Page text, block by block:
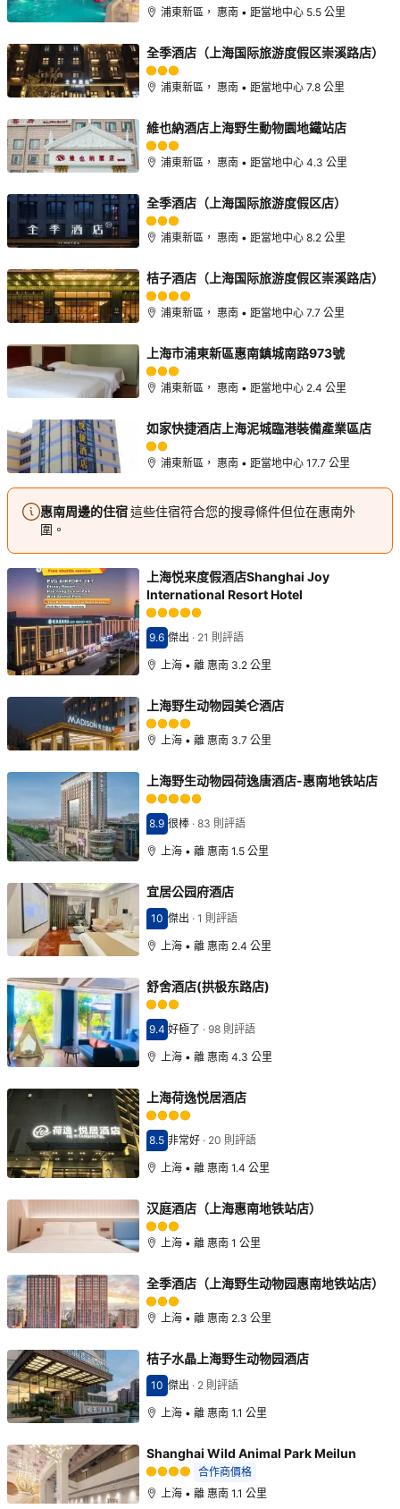
浦東新區， 惠南 • 距當地中心 5.5 公里
全季酒店（上海国际旅游度假区崇溪路店）
浦東新區， 惠南 • 距當地中心 7.8 公里
維也納酒店上海野生動物園地鐵站店
浦東新區， 惠南 • 距當地中心 4.3 公里
全季酒店（上海国际旅游度假区店）
浦東新區， 惠南 • 距當地中心 8.2 公里
桔子酒店（上海国际旅游度假区崇溪路店）
浦東新區， 惠南 • 距當地中心 7.7 公里
上海市浦東新區惠南鎮城南路973號
浦東新區， 惠南 • 距當地中心 2.4 公里
如家快捷酒店上海泥城臨港裝備產業區店
浦東新區， 惠南 • 距當地中心 17.7 公里
惠南周邊的住宿這些住宿符合您的搜尋條件但位在惠南外
圍。
上海悦来度假酒店Shanghai Joy
International Resort Hotel
分數9.6分
9.6 傑出 · 21 則評語
上海 • 離 惠南 3.2 公里
上海野生动物园美仑酒店
上海 • 離 惠南 3.7 公里
上海野生动物园荷逸唐酒店-惠南地铁站店
分數8.9分
8.9 很棒· 83 則評語
上海 • 離 惠南 1.5 公里
宜居公园府酒店
分數10分
10 傑出 · 1 則評語
上海 • 離 惠南 2.4 公里
舒舍酒店(拱极东路店)
分數9.4分
9.4 好極了 · 98 則評語
上海 • 離 惠南 4.3 公里
上海荷逸悦居酒店
分數8.5分
8.5 非常好· 20 則評語
上海 • 離 惠南 1.4 公里
汉庭酒店（上海惠南地铁站店）
上海 • 離 惠南 1 公里
全季酒店（上海野生动物园惠南地铁站店）
上海 • 離 惠南 2.3 公里
桔子水晶上海野生动物园酒店
分數10分
10 傑出 · 2 則評語
上海 • 離 惠南 1.1 公里
Shanghai Wild Animal Park Meilun
合作商價格
上海 • 離 惠南 1.1 公里